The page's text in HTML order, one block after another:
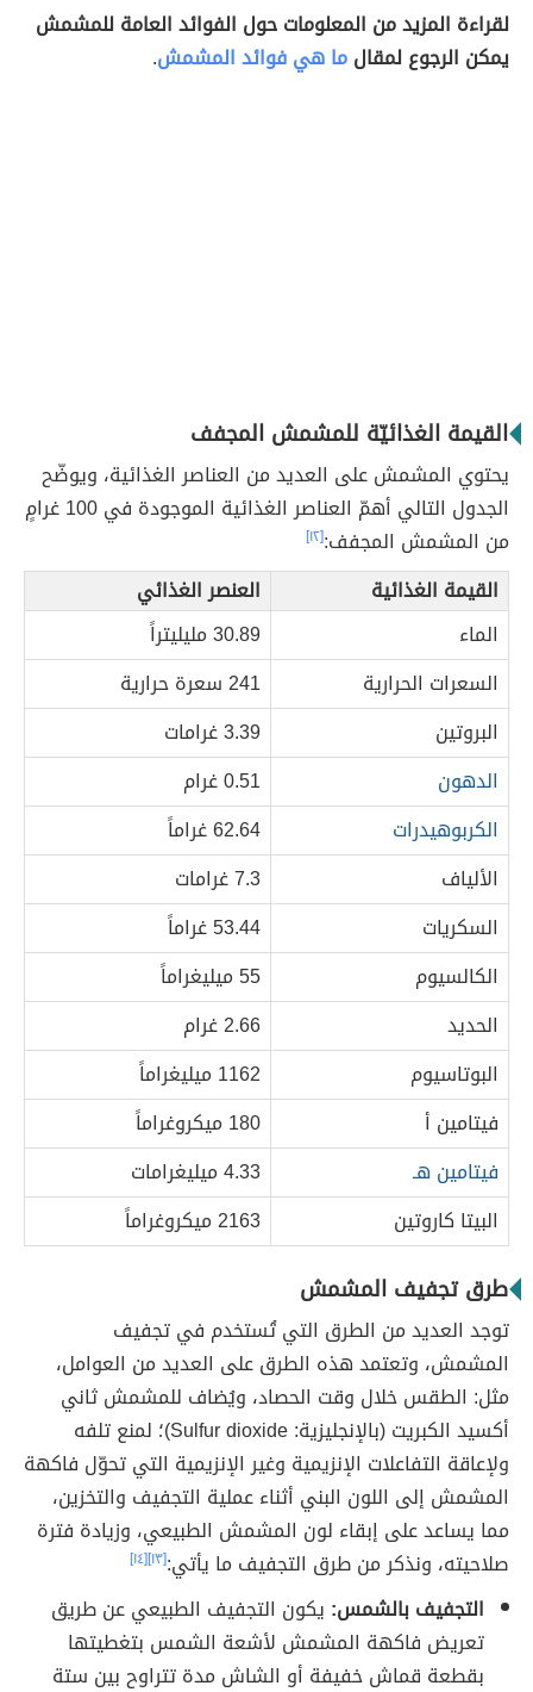
لقراءة المزيد من المعلومات حول الفوائد العامة للمشمش
يمكن الرجوع لمقالما هي فوائد المشمش.
القيمة الغذائيّة للمشمش المجفف
يحتوي المشمش على العديد من العناصر الغذائية، ويوضّح
الجدول التالي أهمّ العناصر الغذائية الموجودة في 100 غرامٍ
من المشمش المجفف:[١٢]
القيمة الغذائية
العنصر الغذائي
الماء
30.89 مليليتراً
السعرات الحرارية
241 سعرة حرارية
البروتين
3.39 غرامات
الدهون
0.51 غرام
الكربوهيدرات
62.64 غراماً
الألياف
7.3 غرامات
السكريات
53.44 غراماً
الكالسيوم
55 ميليغراماً
الحديد
2.66 غرام
البوتاسيوم
1162 ميليغراماً
فيتامين أ
180 ميكروغراماً
فيتامين هـ
4.33 ميليغرامات
البيتا كاروتين
2163 ميكروغراماً
طرق تجفيف المشمش
توجد العديد من الطرق التي تُستخدم في تجفيف
المشمش، وتعتمد هذه الطرق على العديد من العوامل،
مثل: الطقس خلال وقت الحصاد، ويُضاف للمشمش ثاني
أكسيد الكبريت (بالإنجليزية: Sulfur dioxide)؛ لمنع تلفه
ولإعاقة التفاعلات الإنزيمية وغير الإنزيمية التي تحوّل فاكهة
المشمش إلى اللون البني أثناء عملية التجفيف والتخزين،
مما يساعد على إبقاء لون المشمش الطبيعي، وزيادة فترة
صلاحيته، ونذكر من طرق التجفيف ما يأتي:[١٣] [١٤]
التجفيف بالشمس: يكون التجفيف الطبيعي عن طريق
تعريض فاكهة المشمش لأشعة الشمس بتغطيتها
بقطعة قماش خفيفة أو الشاش مدة تتراوح بين ستة